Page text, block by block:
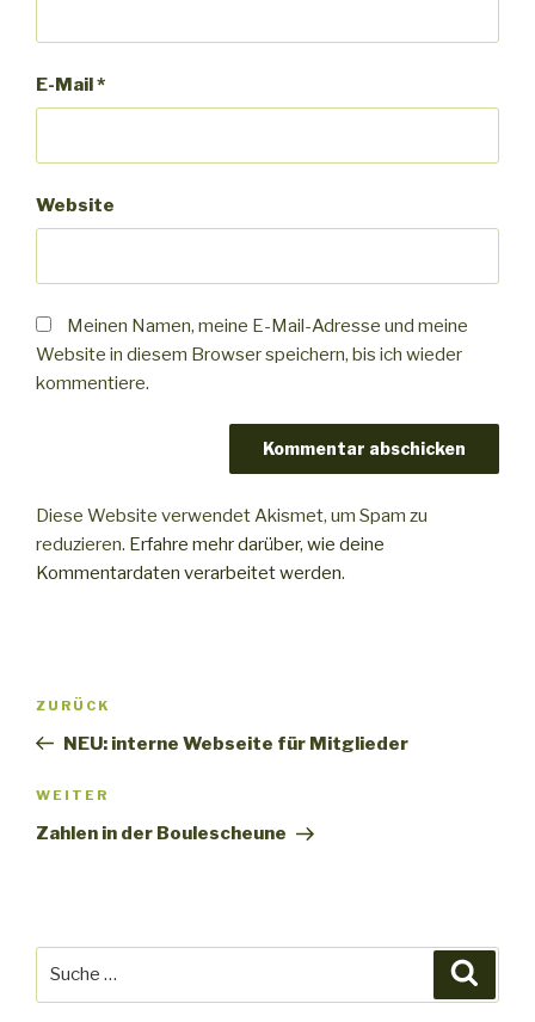
E-Mail*
Website
Meinen Namen, meine E-Mail-Adresse und meine
Website in diesem Browser speichern, bis ich wieder
kommentiere.
Diese Website verwendet Akismet, um Spam zu
reduzieren. Erfahre mehr darüber, wie deine
Kommentardaten verarbeitet werden.
Beitrags-
Vorheriger
Beitrag
ZURÜCK
NEU: interne Webseite für Mitglieder
Nächster
Beitrag
WEITER
Zahlen in der Boulescheune